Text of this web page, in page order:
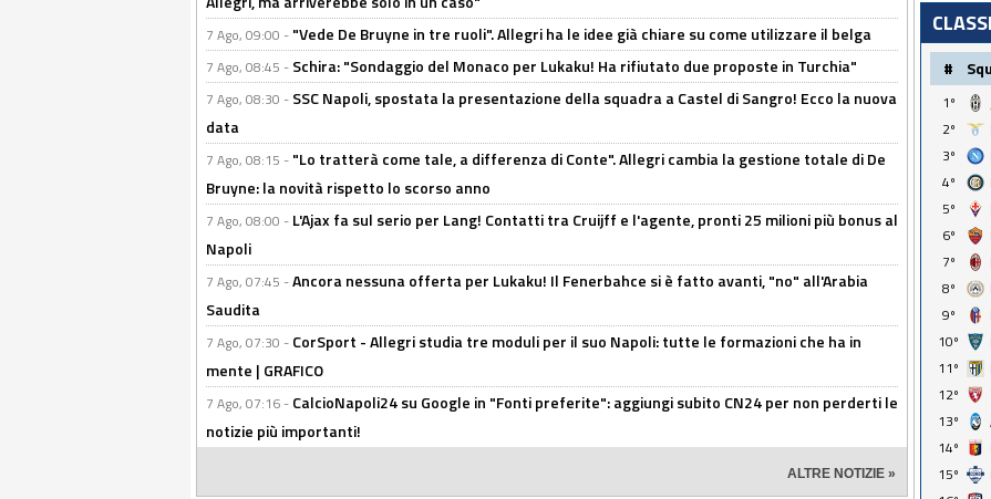
7 Ago, 09:00 - "Vede De Bruyne in tre ruoli". Allegri ha le idee già chiare su come utilizzare il belga
7 Ago, 08:45 - Schira: "Sondaggio del Monaco per Lukaku! Ha rifiutato due proposte in Turchia"
7 Ago, 08:30 - SSC Napoli, spostata la presentazione della squadra a Castel di Sangro! Ecco la nuova
data
7 Ago, 08:15 - "Lo tratterà come tale, a differenza di Conte". Allegri cambia la gestione totale di De
Bruyne: la novità rispetto lo scorso anno
7 Ago, 08:00 - L'Ajax fa sul serio per Lang! Contatti tra Cruijff e l'agente, pronti 25 milioni più bonus al
Napoli
7 Ago, 07:45 -Ancora nessuna offerta per Lukaku! Il Fenerbahce si è fatto avanti, "no" all'Arabia
Saudita
7 Ago, 07:30 - CorSport - Allegri studia tre moduli per il suo Napoli: tutte le formazioni che ha in
mente | GRAFICO
7 Ago, 07:16 - CalcioNapoli24 su Google in "Fonti preferite": aggiungi subito CN24 per non perderti le
notizie più importanti!
ALTRE NOTIZIE »
#
1º
2º
3º
4º
5º
6º
7º
8º
9º
10º
11º
12º
13º
14º
15º